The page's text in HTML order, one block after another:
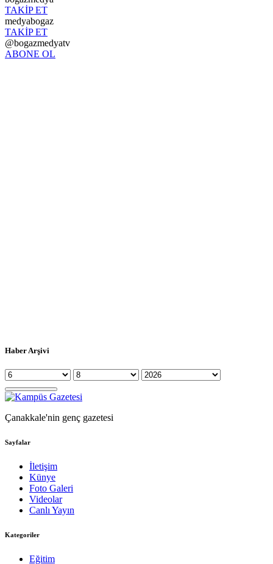
TAKİP ET
medyabogaz
TAKİP ET
@bogazmedyatv
ABONE OL
Haber Arşivi
Çanakkale'nin genç gazetesi
Sayfalar
İletişim
Künye
Foto Galeri
Videolar
Canlı Yayın
Kategoriler
Eğitim